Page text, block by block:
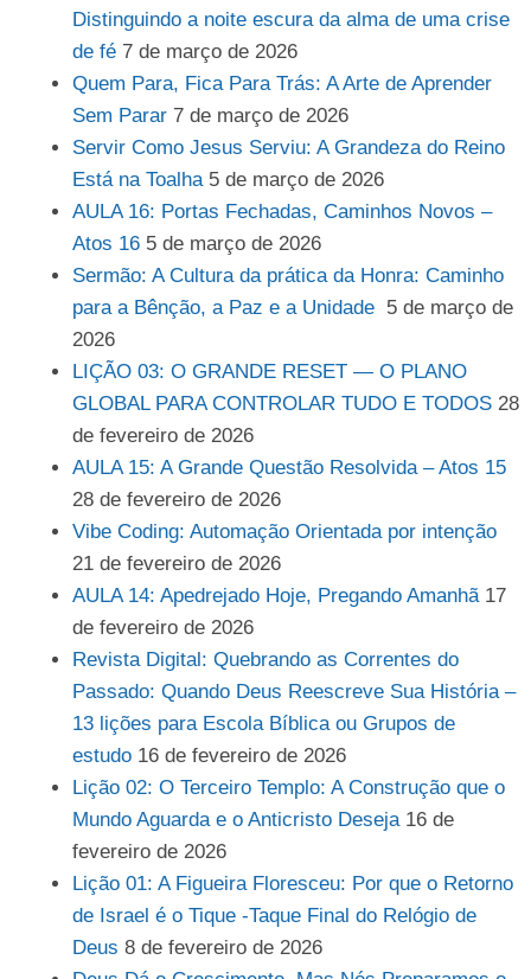
Distinguindo a noite escura da alma de uma crise
de fé 7 de março de 2026
Quem Para, Fica Para Trás: A Arte de Aprender
Sem Parar 7 de março de 2026
Servir Como Jesus Serviu: A Grandeza do Reino
Está na Toalha 5 de março de 2026
AULA 16: Portas Fechadas, Caminhos Novos –
Atos 16 5 de março de 2026
Sermão: A Cultura da prática da Honra: Caminho
para a Bênção, a Paz e a Unidade 5 de março de
2026
LIÇÃO 03: O GRANDE RESET — O PLANO
GLOBAL PARA CONTROLAR TUDO E TODOS 28
de fevereiro de 2026
AULA 15: A Grande Questão Resolvida – Atos 15
28 de fevereiro de 2026
Vibe Coding: Automação Orientada por intenção
21 de fevereiro de 2026
AULA 14: Apedrejado Hoje, Pregando Amanhã 17
de fevereiro de 2026
Revista Digital: Quebrando as Correntes do
Passado: Quando Deus Reescreve Sua História –
13 lições para Escola Bíblica ou Grupos de
estudo 16 de fevereiro de 2026
Lição 02: O Terceiro Templo: A Construção que o
Mundo Aguarda e o Anticristo Deseja 16 de
fevereiro de 2026
Lição 01: A Figueira Floresceu: Por que o Retorno
de Israel é o Tique -Taque Final do Relógio de
Deus 8 de fevereiro de 2026